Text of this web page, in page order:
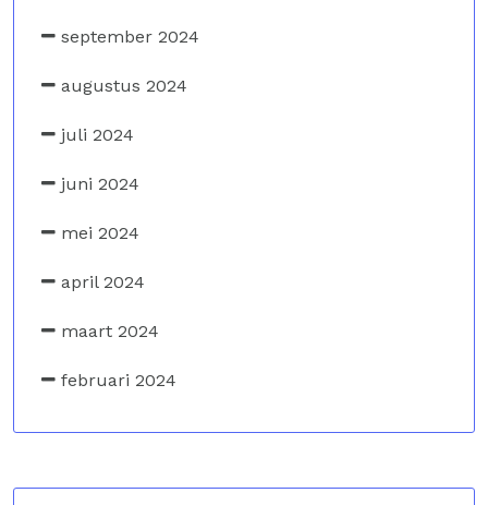
september 2024
augustus 2024
juli 2024
juni 2024
mei 2024
april 2024
maart 2024
februari 2024